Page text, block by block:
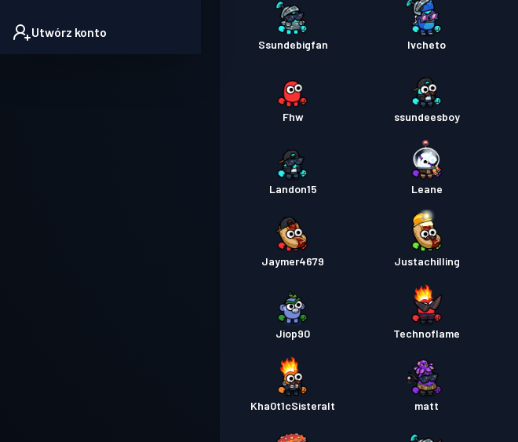
Utwórz konto
Ssundebigfan Ivcheto
Fhw ssundeesboy
Landon15 Leane
Jaymer4679 Justachilling
Jiop90 Technoflame
Kha0t1cSisteralt matt